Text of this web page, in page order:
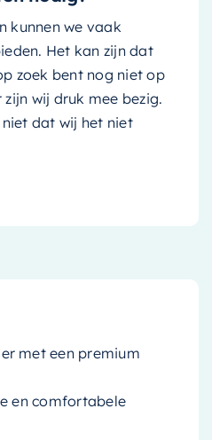
kunnen we vaak
Het kan zijn dat
zoek bent nog niet op
wij druk mee bezig.
dat wij het niet
met een premium
en comfortabele